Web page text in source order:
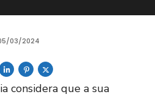
03/2024
considera que a sua